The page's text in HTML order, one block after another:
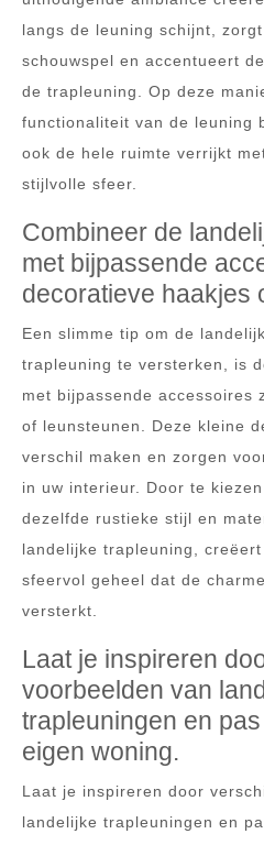
langs de leuning schijnt,
schouwspel en accentueert
de trapleuning. Op deze
functionaliteit van de leuning
ook de hele ruimte verrijkt
stijlvolle sfeer.
Combineer de
met bijpassende
decoratieve haakjes
Een slimme tip om de
trapleuning te versterken, is
met bijpassende accessoires
of leunsteunen. Deze kleine
verschil maken en zorgen
in uw interieur. Door te
dezelfde rustieke stijl en
landelijke trapleuning,
sfeervol geheel dat de
versterkt.
Laat je inspireren
voorbeelden van
trapleuningen en
eigen woning.
Laat je inspireren door
landelijke trapleuningen en